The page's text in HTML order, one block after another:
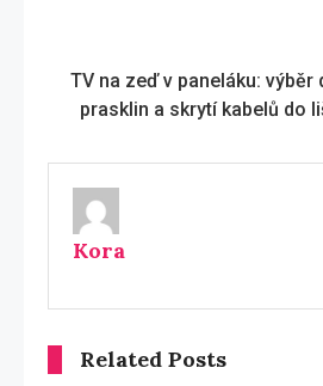
more
TV na zeď v paneláku: výběr
prasklin a skrytí kabelů do
Kora
Related Posts